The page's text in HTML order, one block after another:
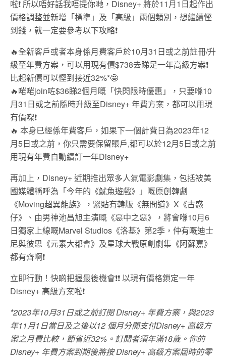
啦❗ 所以唔好話我唔提你哋，Disney+ 將於11月1日起作出
價格調整並新增「標準」及「高級」兩個類別，想繼續慳
到錢，就一定要參考以下攻略❗
🔥全新客戶或者本身係月費客戶於10月31日或之前註冊/升
級至年費方案，可以用現有價$738去睇足一年高級方案❗
比起新價可以慳到接近32%*🤩
🔥啱啱join咗$36睇2個月嘅「快閃限時優惠」，只要喺10
月31日或之前隨時升級至Disney+ 年費方案，都可以用現
有價㗎❗
🔥 本身已經係年費客戶，如果下一個計費日為2023年12
月5日或之前，你只需要保留賬戶,都可以於12月5日或之前
用現有年費自動續訂一年Disney+
再加上，Disney+ 近期推出眾多人氣電影劇集，包括被美
國媒體稱呼為「今年的《魷魚遊戲》」嘅原創韓劇
《Moving超異能族》，緊貼有韓版《無間道》X《古惑
仔》、由男神池昌旭主演嘅《惡中之惡》，將會喺10月6
日獨家上線嘅Marvel Studios《洛基》第2季，仲有嘅迪士
尼與彼思《元素大都會》及星球大戰原創劇集《阿蘇嘉》
都有齊啊❗
立即行動！快啲把握最後機會❗❗ 以現有價格鎖定一年
Disney+ 高級方案啦❗
*2023年10月31日或之前訂閱 Disney+ 年費方案，與2023
年11月1日當日及之後以12 個月分開支付Disney+ 高級方
案之月費比較，節省近32%。訂閱者須年滿18歲。你的
Disney+ 年費方案到期後將按 Disney+ 高級方案屆時的零